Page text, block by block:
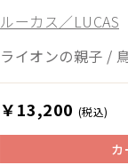
ルーカス／LUCAS
ライオンの親子 /
￥13,200 (税込)
カ